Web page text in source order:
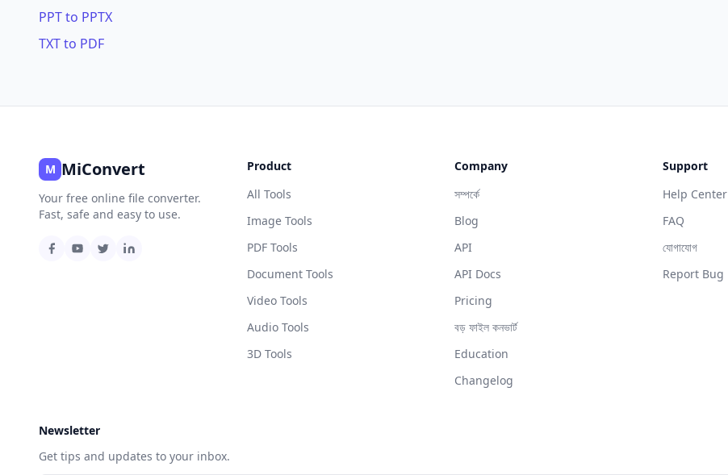
PPT to PPTX
TXT to PDF
M MiConvert
Your free online file converter.
Fast, safe and easy to use.
Product
All Tools
Image Tools
PDF Tools
Document Tools
Video Tools
Audio Tools
3D Tools
Company
সম্পর্কে
Blog
API
API Docs
Pricing
বড় ফাইল কনভার্ট
Education
Changelog
Support
Help Center
FAQ
যোগাযোগ
Report Bug
Newsletter
Get tips and updates to your inbox.